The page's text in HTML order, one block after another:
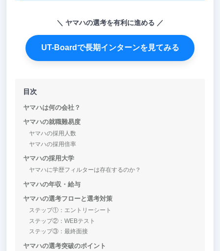
ヤマハの選考を有利に進める
UT-Boardで長期インターンを見てみる
目次
ヤマハは何の会社？
ヤマハの就職難易度
ヤマハの採用人数
ヤマハの採用倍率
ヤマハの採用大学
ヤマハに学歴フィルターは存在するのか？
ヤマハの年収・給与
ヤマハの選考フローと選考対策
ステップ①：エントリーシート
ステップ②：WEBテスト
ステップ③：最終面接
ヤマハの選考突破のポイント